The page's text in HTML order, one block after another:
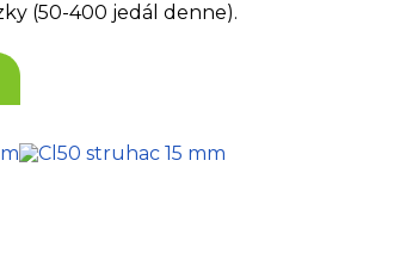
(50-400 jedál denne).